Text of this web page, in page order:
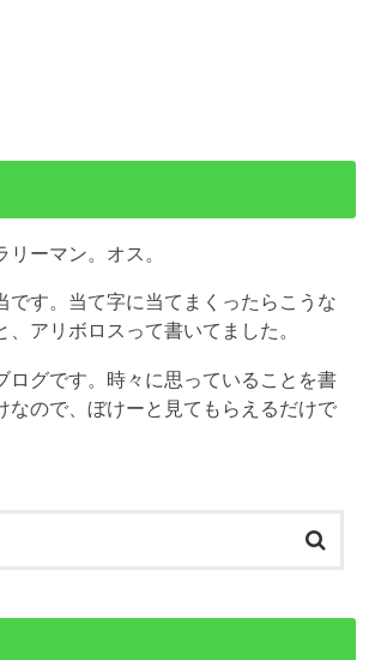
ーマン。オス。
です。当て字に当てまくったらこうな
、アリボロスって書いてました。
ログです。時々に思っていることを書
なので、ぼけーと見てもらえるだけで